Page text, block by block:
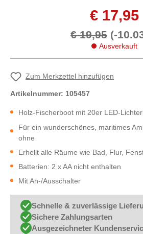
€ 17,95
€ 19,95 (-
Ausverkauft
Zum Merkzettel hinzufügen
Artikelnummer: 105457
Holz-Fischerboot mit 20er LED-
Für ein wunderschönes, maritimes
ohne
Erhellt alle Räume wie Bad, Flur,
Batterien: 2 x AA nicht enthalten
Mit An-/Ausschalter
Schnelle & zuverlässige
Sichere Zahlungsarten
Ausgezeichneter